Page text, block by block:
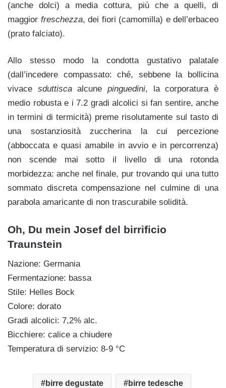
(anche dolci) a media cottura, più che a quelli, di
maggior freschezza, dei fiori (camomilla) e dell’erbaceo
(prato falciato).
Allo stesso modo la condotta gustativo palatale
(dall’incedere compassato: ché, sebbene la bollicina
vivace sduttiscaalcunepinguedini, la corporatura è
medio robusta e i 7.2 gradi alcolici si fan sentire, anche
in termini di termicità) preme risolutamente sul tasto di
una sostanziosità zuccherina la cui percezione
(abboccata e quasi amabile in avvio e in percorrenza)
non scende mai sotto il livello di una rotonda
morbidezza: anche nel finale, pur trovando qui una tutto
sommato discreta compensazione nel culmine di una
parabola amaricante di non trascurabile solidità.
Oh, Du mein Josef del birrificio
Traunstein
Nazione: Germania
Fermentazione: bassa
Stile: Helles Bock
Colore: dorato
Gradi alcolici: 7,2% alc.
Bicchiere: calice a chiudere
Temperatura di servizio: 8-9 °C
birre degustate birre tedesche